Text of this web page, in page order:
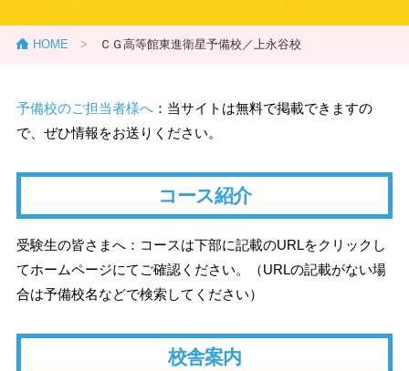
HOME > ＣＧ高等館東進衛星予備校／上永谷校
予備校のご担当者様へ：当サイトは無料で掲載できますの
で、ぜひ情報をお送りください。
コース紹介
受験生の皆さまへ：コースは下部に記載のURLをクリックし
てホームページにてご確認ください。（URLの記載がない場
合は予備校名などで検索してください）
校舎案内